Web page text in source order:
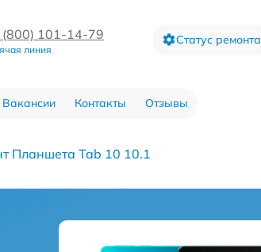
(800) 101-14-79
линия
Статус ремонта
Вакансии Контакты Отзывы
Планшета Tab 10 10.1